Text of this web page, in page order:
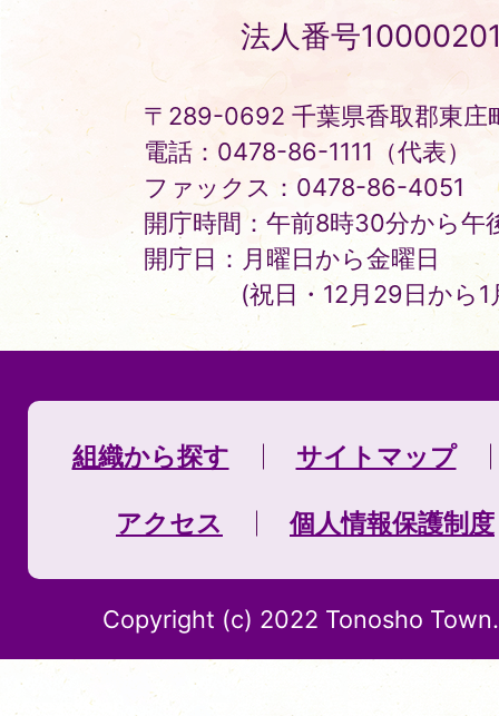
Tonosho
Town
法人番号
〒289-0692 千葉県香取郡東庄
電話：0478-86-1111（代表）
ファックス：0478-86-4051
開庁時間：午前8時30分から午
開庁日：月曜日から金曜日
(祝日・12月29日から
組織から探す サイトマップ
アクセス 個人情報保護制度
Copyright (c) 2022 Tonosho